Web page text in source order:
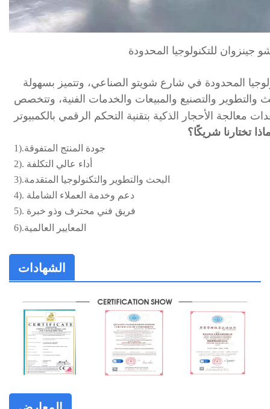
جينزوان للتكنولوجيا المحدودة
المحدودة في شارع شويتو الصناعي، وتتميز بسهولة
والتصنيع والمبيعات والخدمات الفنية، وتتخصص
تختارنا شريكًا؟
1).جودة المنتج المتفوقة
2). أداء عالي التكلفة
3).البحث والتطوير والتكنولوجيا المتقدمة
4). دعم وخدمة العملاء الشاملة
5). فريق فني محترف وذو خبرة
6).المعايير العالمية
الشهادات